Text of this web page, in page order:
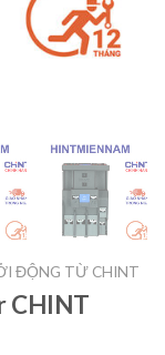
ĐỘNG TỪ CHINT
CHINT